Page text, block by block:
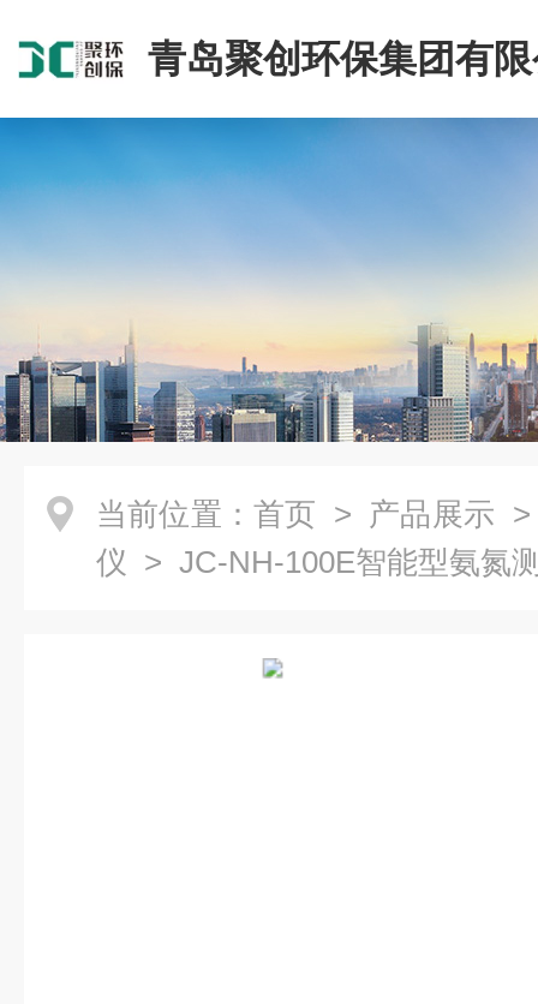
青岛聚创环保集团有
当前位置： 首页 > 产品展示
仪 > JC-NH-100E智能型氨氮